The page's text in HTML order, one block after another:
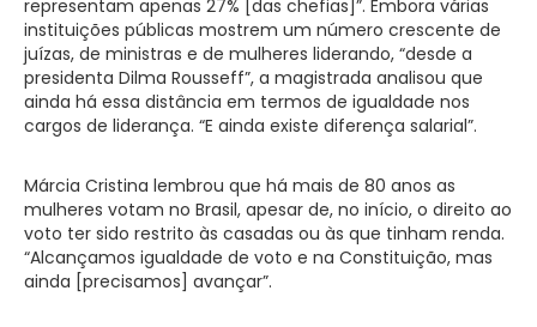
representam apenas 27% [das chefias]”. Embora várias
instituições públicas mostrem um número crescente de
juízas, de ministras e de mulheres liderando, “desde a
presidenta Dilma Rousseff”, a magistrada analisou que
ainda há essa distância em termos de igualdade nos
cargos de liderança. “E ainda existe diferença salarial”.
Márcia Cristina lembrou que há mais de 80 anos as
mulheres votam no Brasil, apesar de, no início, o direito ao
voto ter sido restrito às casadas ou às que tinham renda.
“Alcançamos igualdade de voto e na Constituição, mas
ainda [precisamos] avançar”.